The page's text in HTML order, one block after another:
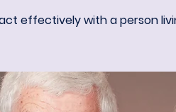
effectively with a person